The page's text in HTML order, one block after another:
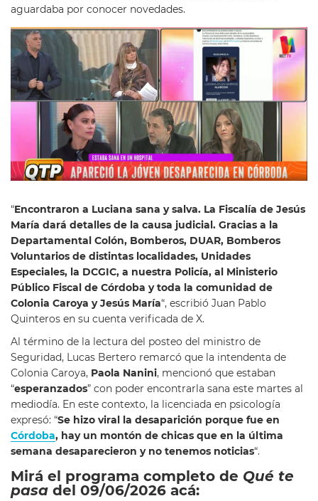
aguardaba por conocer novedades.
“Encontraron a Luciana sana y salva. La Fiscalía de Jesús
María dará detalles de la causa judicial. Gracias a la
Departamental Colón, Bomberos, DUAR, Bomberos
Voluntarios de distintas localidades, Unidades
Especiales, la DCGIC, a nuestra Policía, al Ministerio
Público Fiscal de Córdoba y toda la comunidad de
Colonia Caroya y Jesús María“, escribió Juan Pablo
Quinteros en su cuenta verificada de X.
Al término de la lectura del posteo del ministro de
Seguridad, Lucas Bertero remarcó que la intendenta de
Colonia Caroya, Paola Nanini, mencionó que estaban
“esperanzados” con poder encontrarla sana este martes al
mediodía. En este contexto, la licenciada en psicología
expresó: “Se hizo viral la desaparición porque fue en
Córdoba, hay un montón de chicas que en la última
semana desaparecieron y no tenemos noticias“.
Mirá el programa completo de Qué te
pasa del 09/06/2026 acá: